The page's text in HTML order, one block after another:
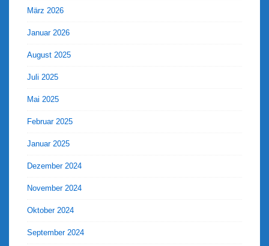
März 2026
Januar 2026
August 2025
Juli 2025
Mai 2025
Februar 2025
Januar 2025
Dezember 2024
November 2024
Oktober 2024
September 2024